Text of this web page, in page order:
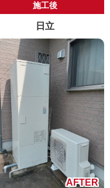
施工後
日立